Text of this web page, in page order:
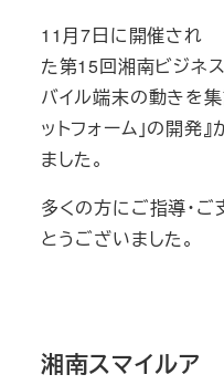
11月7日に開催され
た第15回湘南ビジネ
バイル端末の動きを集
ットフォーム」の開発
ました。
多くの方にご指導・
とうございました。
湘南スマイルア